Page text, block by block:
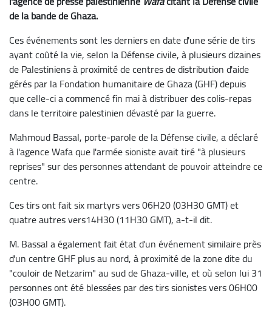
de la bande de Ghaza.
Ces événements sont les derniers en date d'une série de tirs
ayant coûté la vie, selon la Défense civile, à plusieurs dizaines
de Palestiniens à proximité de centres de distribution d'aide
gérés par la Fondation humanitaire de Ghaza (GHF) depuis
que celle-ci a commencé fin mai à distribuer des colis-repas
dans le territoire palestinien dévasté par la guerre.
Mahmoud Bassal, porte-parole de la Défense civile, a déclaré
à l'agence Wafa que l'armée sioniste avait tiré "à plusieurs
reprises" sur des personnes attendant de pouvoir atteindre ce
centre.
Ces tirs ont fait six martyrs vers 06H20 (03H30 GMT) et
quatre autres vers14H30 (11H30 GMT), a-t-il dit.
M. Bassal a également fait état d'un événement similaire près
d'un centre GHF plus au nord, à proximité de la zone dite du
"couloir de Netzarim" au sud de Ghaza-ville, et où selon lui 31
personnes ont été blessées par des tirs sionistes vers 06H00
(03H00 GMT).